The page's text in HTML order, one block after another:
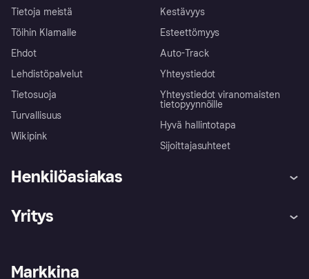
Tietoja meistä
Töihin Klarnalle
Ehdot
Lehdistöpalvelut
Tietosuoja
Turvallisuus
Wikipink
Kestävyys
Esteettömyys
Auto-Track
Yhteystiedot
Yhteystiedot viranomaisten
tietopyynnöille
Hyvä hallintotapa
Sijoittajasuhteet
Henkilöasiakas
Kirjaudu sisään
Tutustu kauppoihin
Yritys
Kirjaudu sisään yrityksenä
Markkina